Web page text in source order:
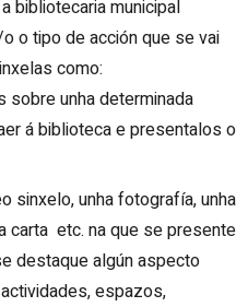
bibliotecaria municipal
o tipo de acción que se vai
como:
sobre unha determinada
á biblioteca e presentalos o
sinxelo, unha fotografía, unha
carta etc. na que se presente
destaque algún aspecto
espazos,